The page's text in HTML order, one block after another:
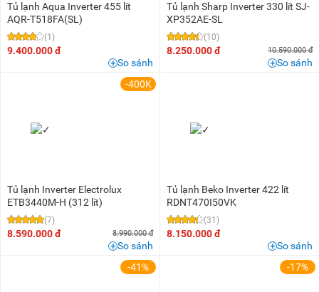
Tủ lạnh Aqua Inverter 455 lít
AQR-T518FA(SL)
(1)
9.400.000 đ
So sánh
Tủ lạnh Sharp Inverter 330 lít SJ-
XP352AE-SL
(10)
8.250.000 đ 10.590.000 đ
So sánh
-400K
Tủ lạnh Inverter Electrolux
ETB3440M-H (312 lít)
(7)
8.590.000 đ 8.990.000 đ
So sánh
Tủ lạnh Beko Inverter 422 lít
RDNT470I50VK
(31)
8.150.000 đ
So sánh
-41%
-17%